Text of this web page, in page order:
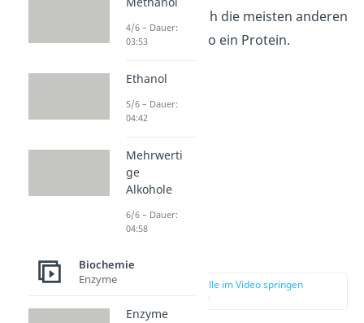
Genauso wie auch die meisten anderen
Enzyme ist es also ein Protein.
zur Stelle im Video springen
(01:40)
4/6 – Dauer:
03:53
Ethanol
5/6 – Dauer:
04:42
Mehrwerti
ge
Alkohole
6/6 – Dauer:
04:58
Biochemie
Enzyme
Enzyme